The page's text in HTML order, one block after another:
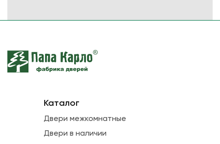
Каталог
Двери межкомнатные
Двери в наличии